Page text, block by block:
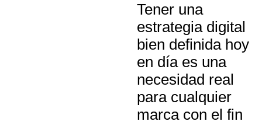
Tener una
estrategia digital
bien definida hoy
en día es una
necesidad real
para cualquier
marca con el fin